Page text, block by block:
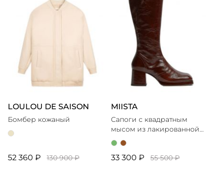
LOULOU DE SAISON
Бомбер кожаный
52 360 ₽ 130 900 ₽
MIISTA
Сапоги с квадратным
мысом из лакированной
кожи
33 300 ₽ 55 500 ₽